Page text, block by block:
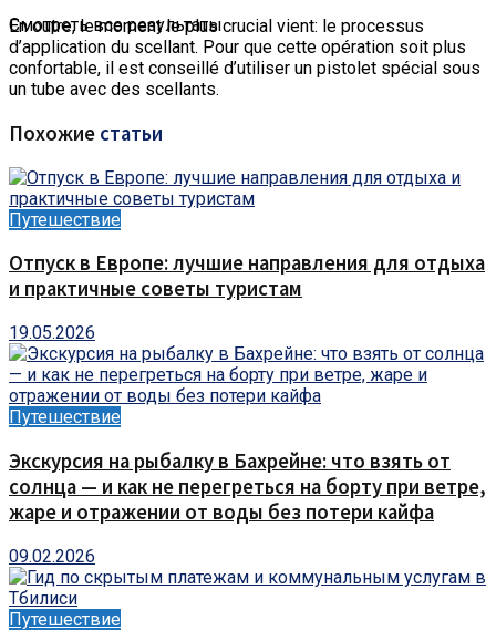
Смотреть все результаты
En outre, le moment le plus crucial vient: le processus
d’application du scellant. Pour que cette opération soit plus
confortable, il est conseillé d’utiliser un pistolet spécial sous
un tube avec des scellants.
Похожие статьи
Путешествие
Отпуск в Европе: лучшие направления для отдыха
и практичные советы туристам
19.05.2026
Путешествие
Экскурсия на рыбалку в Бахрейне: что взять от
солнца — и как не перегреться на борту при ветре,
жаре и отражении от воды без потери кайфа
09.02.2026
Путешествие